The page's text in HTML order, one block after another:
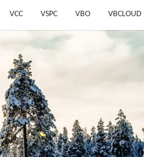
VCC VSPC VBO VBCLOUD